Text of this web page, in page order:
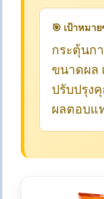
🎯 เป้าหมา
กระตุ้นก
ขนาดผล
ปรับปรุง
ผลตอบแ